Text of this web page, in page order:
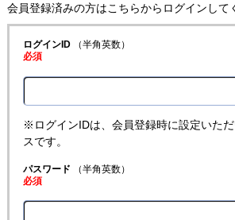
会員登録済みの方はこちらからログインして
ログインID（半角英数）
必須
※ログインIDは、会員登録時に設定いた
スです。
パスワード （半角英数）
必須